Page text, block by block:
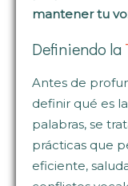
mantener tu
Definiendo la
Antes de
definir qué es
palabras, se
prácticas que
eficiente,